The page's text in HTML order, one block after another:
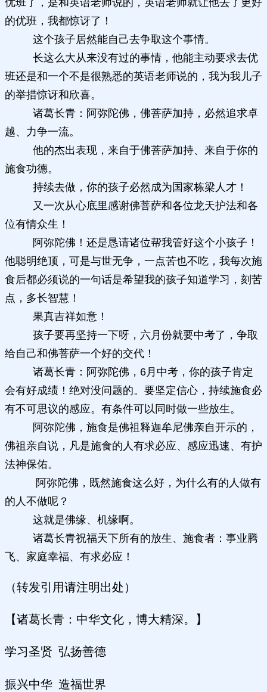
优班了，是和英语老师说的，英语老师就让他去了更好
的优班，我都惊讶了！
这个孩子居然能自己去争取这个事情。
长这么大从来没有过的事情，他能主动要求去优
班还是和一个不是很熟悉的英语老师说的，我为我儿子
的举措惊讶和欣喜。
诸葛长青：阿弥陀佛，佛菩萨加持，必然追求卓
越、力争一流。
他的杰出表现，来自于佛菩萨加持、来自于你的
施食功德。
持续去做，你的孩子必然成为国家栋梁人才！
又一次从心底里感谢佛菩萨和各位龙天护法和各
位有情众生！
阿弥陀佛！还是恳请诸位帮我管好这个小孩子！
他聪明绝顶，可是与世无争，一点苦也不吃，我每次施
食后都必须说的一句话是希望我的孩子知道学习，刻苦
点，多长智慧！
果真吉祥如意！
孩子要再坚持一下呀，六月份就要中考了，争取
给自己和佛菩萨一个好的交代！
诸葛长青：阿弥陀佛，6月中考，你的孩子肯定
会有好成绩！绝对没问题的。要坚定信心，持续施食必
有不可思议的感应。有条件可以同时做一些放生。
阿弥陀佛，施食是佛祖释迦牟尼佛亲自开示的，
佛祖亲自说，凡是施食的人有求必应、感应迅速、有护
法神保佑。
阿弥陀佛，既然施食这么好，为什么有的人做有
的人不做呢？
这就是佛缘、机缘啊。
诸葛长青祝福天下所有的放生、施食者：事业腾
飞、家庭幸福、有求必应！
（转发引用请注明出处）
【诸葛长青：中华文化，博大精深。】
学习圣贤 弘扬善德
振兴中华 造福世界